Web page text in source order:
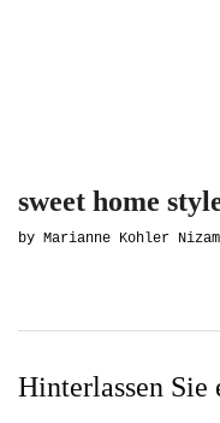
sweet home
by Marianne Kohler
Hinterlassen Sie